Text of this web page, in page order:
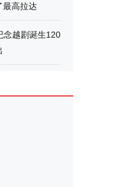
最高拉达
念越剧诞生120